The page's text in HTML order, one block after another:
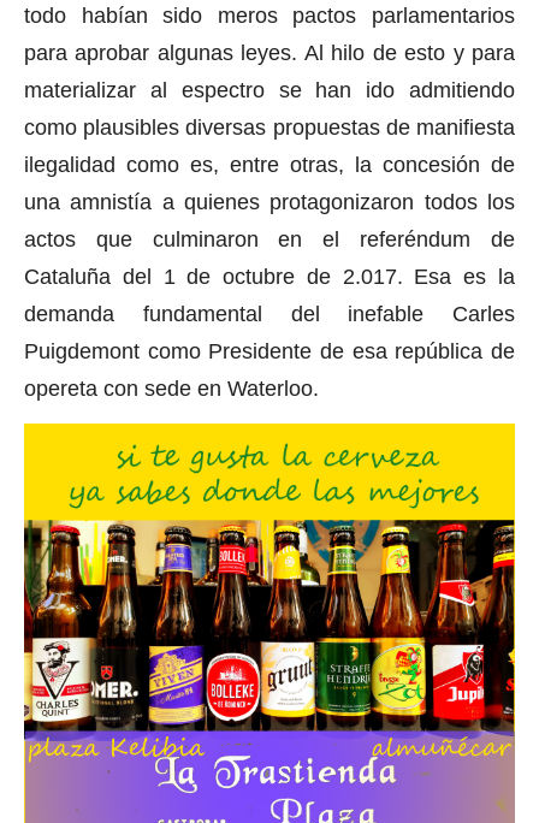
todo habían sido meros pactos parlamentarios
para aprobar algunas leyes. Al hilo de esto y para
materializar al espectro se han ido admitiendo
como plausibles diversas propuestas de manifiesta
ilegalidad como es, entre otras, la concesión de
una amnistía a quienes protagonizaron todos los
actos que culminaron en el referéndum de
Cataluña del 1 de octubre de 2.017. Esa es la
demanda fundamental del inefable Carles
Puigdemont como Presidente de esa república de
opereta con sede en Waterloo.